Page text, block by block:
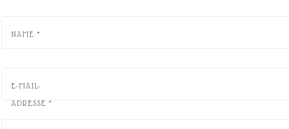
NAME *
E-MAIL-
ADRESSE *